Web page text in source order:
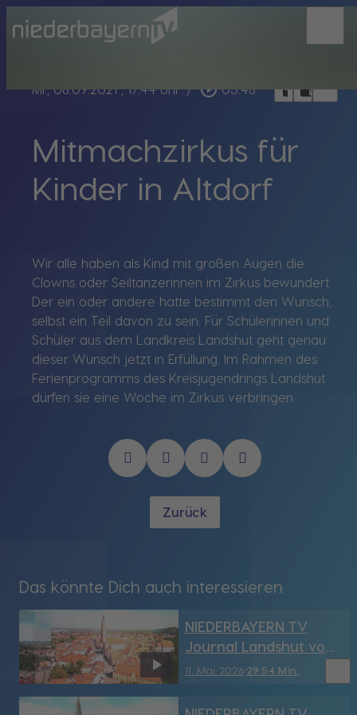
Mi., 08.09.2021, 17:44 Uhr / play_circle_outline 03:48 headphoneschrome_reader_modebookmark_border
Mitmachzirkus für
Kinder in Altdorf
Wir alle haben als Kind mit großen Augen die
Clowns oder Seiltänzerinnen im Zirkus bewundert.
Der ein oder andere hatte bestimmt den Wunsch,
selbst ein Teil davon zu sein. Für Schülerinnen und
Schüler aus dem Landkreis Landshut geht genau
dieser Wunsch jetzt in Erfüllung. Im Rahmen des
Ferienprogramms des Kreisjugendrings Landshut
dürfen sie eine Woche im Zirkus verbringen.
Zurück
Das könnte Dich auch interessieren
11. Mai 202629:54 Min.
NIEDERBAYERN TV
Journal Landshut vom
11.05.2026